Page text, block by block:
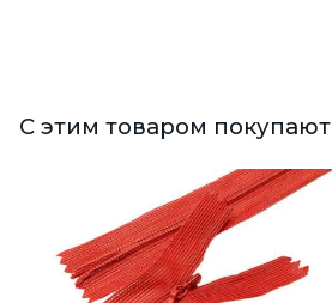
С этим товаром покупают